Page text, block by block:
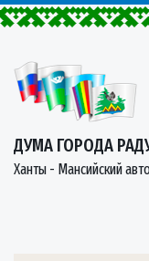
ДУМА ГОРОДА
Ханты - Мансийский